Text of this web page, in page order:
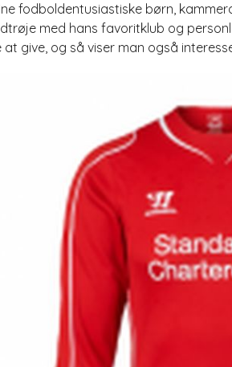
fodboldentusiastiske børn,
med hans favoritklub og
at give, og så viser man også